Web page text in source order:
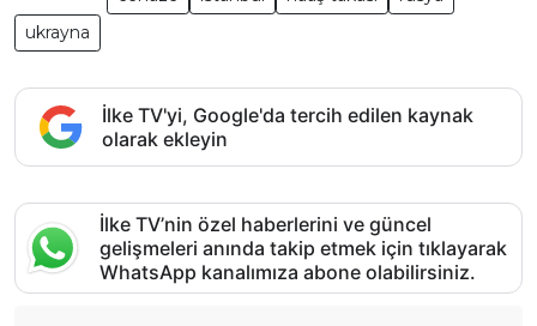
ukrayna
İlke TV'yi, Google'da tercih edilen kaynak
olarak ekleyin
İlke TV’nin özel haberlerini ve güncel
gelişmeleri anında takip etmek için tıklayarak
WhatsApp kanalımıza abone olabilirsiniz.